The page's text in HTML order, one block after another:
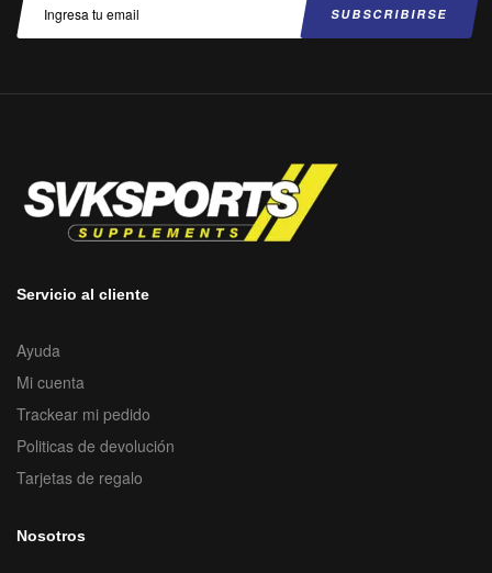
Servicio al cliente
Ayuda
Mi cuenta
Trackear mi pedido
Politicas de devolución
Tarjetas de regalo
Nosotros